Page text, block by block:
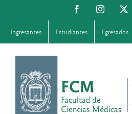
contenido
FacebookInstagram
Ingresantes Estudiantes Egresados